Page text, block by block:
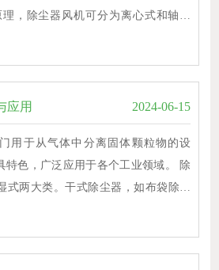
，除尘器风机可分为离心式和轴…
应用 2024-06-15
用于从气体中分离固体颗粒物的设
特色，广泛应用于各个工业领域。 除
式两大类。干式除尘器，如布袋除…